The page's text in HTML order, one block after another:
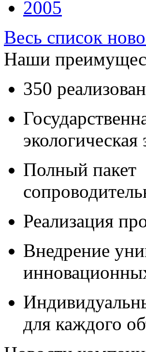
2005
Весь список
Наши
350
экологическая
Полный пакет
Реализация
Внедрение
для каждого